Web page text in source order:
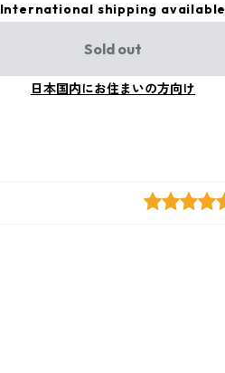
International shipping available
Sold out
日本国内にお住まいの方向け